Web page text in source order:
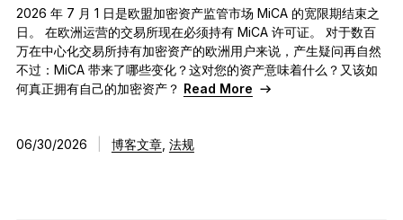
比较各款 Ledger 签署设备
2026 年 7 月 1 日是欧盟加密资产监管市场 MiCA 的宽限期结束之
日。 在欧洲运营的交易所现在必须持有 MiCA 许可证。 对于数百
万在中心化交易所持有加密资产的欧洲用户来说，产生疑问再自然
不过：MiCA 带来了哪些变化？这对您的资产意味着什么？又该如
何真正拥有自己的加密资产？ Read More
06/30/2026 博客文章, 法规